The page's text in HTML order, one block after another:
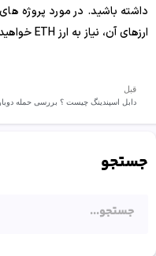
داشته باشید. در مورد پروژه
ارزهای آن، نیاز به ارز ETH خواهید داشت.
قبل
جستجو